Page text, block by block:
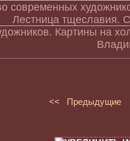
Картины на
<< Предыдущие